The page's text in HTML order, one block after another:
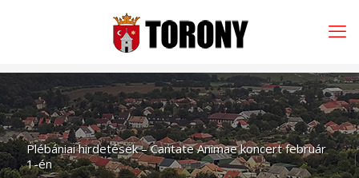
Plébániai hirdetések – Cantate Animae koncert február
1-én